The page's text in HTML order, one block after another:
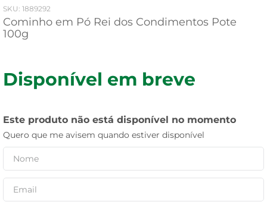
: 1889292
Cominho em Pó Rei dos Condimentos Pote
100g
Disponível em breve
Este produto não está disponível no momento
Quero que me avisem quando estiver disponível